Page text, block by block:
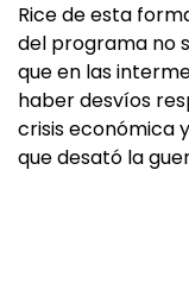
Rice de esta
del programa no
que en las
haber desvíos
crisis económica
que desató la